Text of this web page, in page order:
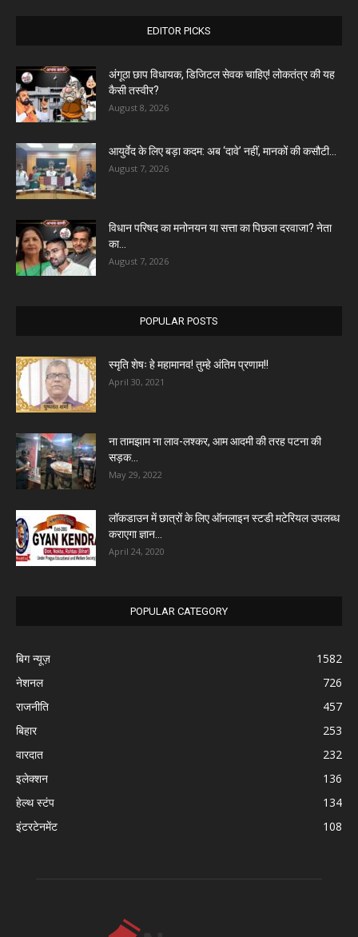
EDITOR PICKS
अंगूठा छाप विधायक, डिजिटल सेवक चाहिए! लोकतंत्र की यह
कैसी तस्वीर?
August 8, 2026
आयुर्वेद के लिए बड़ा कदम: अब ‘दावे’ नहीं, मानकों की कसौटी...
August 7, 2026
विधान परिषद का मनोनयन या सत्ता का पिछला दरवाजा? नेता
का...
August 7, 2026
POPULAR POSTS
स्मृति शेषः हे महामानव! तुम्हे अंतिम प्रणाम!!
April 30, 2021
ना तामझाम ना लाव-लश्कर, आम आदमी की तरह पटना की
सड़क...
May 29, 2022
लॉकडाउन में छात्रों के लिए ऑनलाइन स्टडी मटेरियल उपलब्ध
कराएगा ज्ञान...
April 24, 2020
POPULAR CATEGORY
बिग न्यूज़
1582
नेशनल
726
राजनीति
457
बिहार
253
वारदात
232
इलेक्शन
136
हेल्थ स्टंप
134
इंटरटेनमेंट
108